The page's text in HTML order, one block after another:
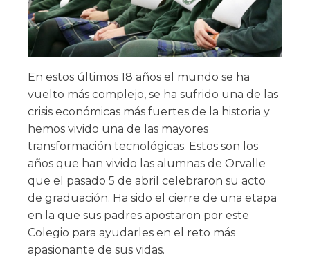
En estos últimos 18 años el mundo se ha
vuelto más complejo, se ha sufrido una de las
crisis económicas más fuertes de la historia y
hemos vivido una de las mayores
transformación tecnológicas. Estos son los
años que han vivido las alumnas de Orvalle
que el pasado 5 de abril celebraron su acto
de graduación. Ha sido el cierre de una etapa
en la que sus padres apostaron por este
Colegio para ayudarles en el reto más
apasionante de sus vidas.